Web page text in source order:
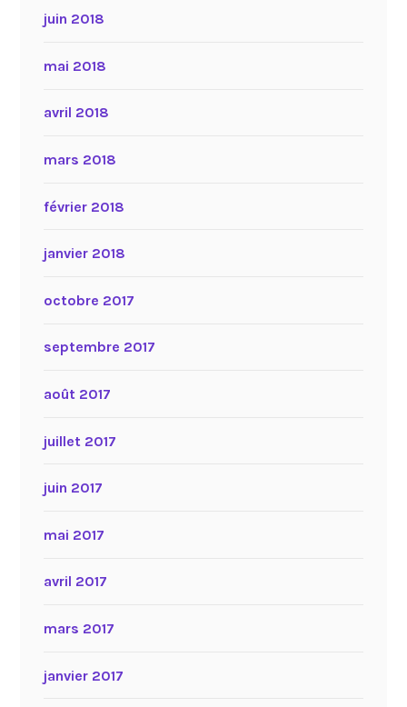
juin 2018
mai 2018
avril 2018
mars 2018
février 2018
janvier 2018
octobre 2017
septembre 2017
août 2017
juillet 2017
juin 2017
mai 2017
avril 2017
mars 2017
janvier 2017